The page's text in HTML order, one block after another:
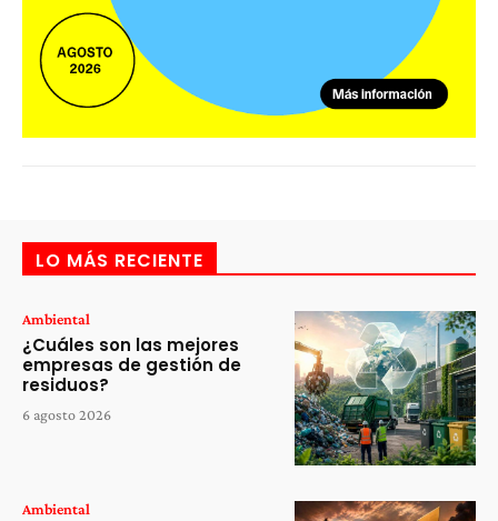
LO MÁS RECIENTE
Ambiental
¿Cuáles son las mejores
empresas de gestión de
residuos?
6 agosto 2026
Ambiental